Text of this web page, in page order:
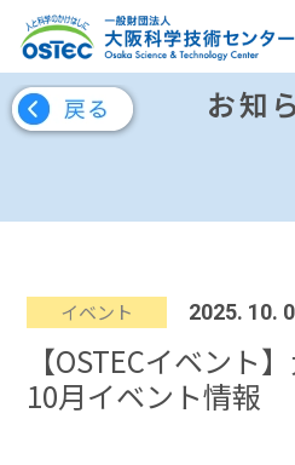
お知
イベント 2025. 10.
【OSTECイベント
10月イベント情報